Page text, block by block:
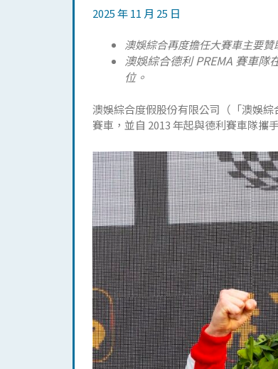
2025 年 11 月 25 日
澳娛綜合再度擔任大賽車主要贊
澳娛綜合德利 PREMA 賽車
位。
澳娛綜合度假股份有限公司（「澳娛
賽車，並自 2013 年起與德利賽車隊攜